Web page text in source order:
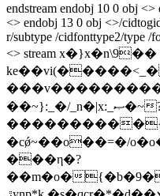
endstream endobj 10 0 obj
<> endobj 13 0 obj <>/
r/subtype /cidfonttype2/type /
<> stream
ke��vi(���
��~}:_�/_n�|x:_ޞ�~?~�������!
�cǿ~��o��=�/
���η�?
��m�o�